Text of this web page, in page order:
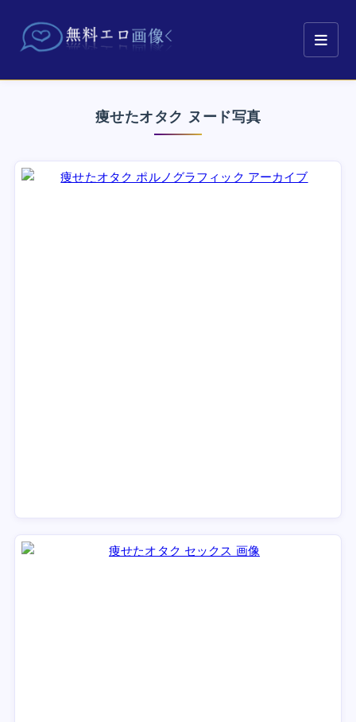
痩せたオタク ヌード写真